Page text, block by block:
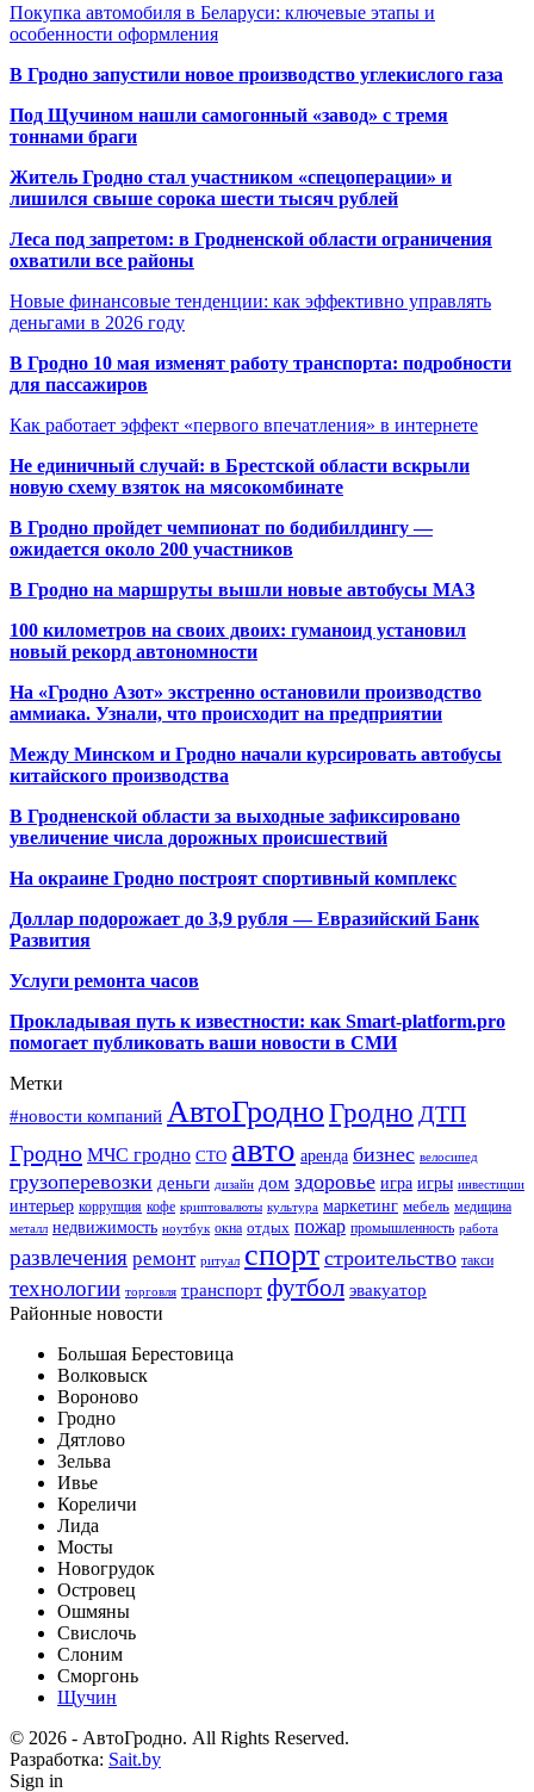
Покупка автомобиля в Беларуси: ключевые этапы и
особенности оформления
В Гродно запустили новое производство углекислого газа
Под Щучином нашли самогонный «завод» с тремя
тоннами браги
Житель Гродно стал участником «спецоперации» и
лишился свыше сорока шести тысяч рублей
Леса под запретом: в Гродненской области ограничения
охватили все районы
Новые финансовые тенденции: как эффективно управлять
деньгами в 2026 году
В Гродно 10 мая изменят работу транспорта: подробности
для пассажиров
Как работает эффект «первого впечатления» в интернете
Не единичный случай: в Брестской области вскрыли
новую схему взяток на мясокомбинате
В Гродно пройдет чемпионат по бодибилдингу —
ожидается около 200 участников
В Гродно на маршруты вышли новые автобусы МАЗ
100 километров на своих двоих: гуманоид установил
новый рекорд автономности
На «Гродно Азот» экстренно остановили производство
аммиака. Узнали, что происходит на предприятии
Между Минском и Гродно начали курсировать автобусы
китайского производства
В Гродненской области за выходные зафиксировано
увеличение числа дорожных происшествий
На окраине Гродно построят спортивный комплекс
Доллар подорожает до 3,9 рубля — Евразийский Банк
Развития
Услуги ремонта часов
Прокладывая путь к известности: как Smart-platform.pro
помогает публиковать ваши новости в СМИ
Метки
#новости компаний АвтоГродноГродно ДТП
Гродно МЧС гродно СТО авто аренда бизнес велосипед
грузоперевозки деньги дизайн дом здоровье игра игры инвестиции
интерьер коррупция кофе криптовалюты культура маркетинг мебель медицина
металл недвижимость ноутбук окна отдых пожар промышленность работа
развлечения ремонт ритуал спорт строительство такси
технологии торговля транспорт футбол эвакуатор
Районные новости
Большая Берестовица
Волковыск
Вороново
Гродно
Дятлово
Зельва
Ивье
Кореличи
Лида
Мосты
Новогрудок
Островец
Ошмяны
Свислочь
Слоним
Сморгонь
Щучин
© 2026 - АвтоГродно. All Rights Reserved.
Разработка: Sait.by
Sign in